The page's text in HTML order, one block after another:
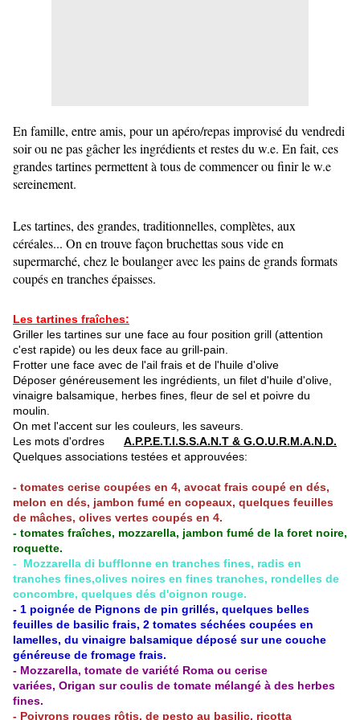
En famille, entre amis, pour un apéro/repas improvisé du vendredi
soir ou ne pas gâcher les ingrédients et restes du w.e. En fait, ces
grandes tartines permettent à tous de commencer ou finir le w.e
sereinement.
Les tartines, des grandes, traditionnelles, complètes, aux
céréales... On en trouve façon bruchettas sous vide en
supermarché, chez le boulanger avec les pains de grands formats
coupés en tranches épaisses.
Les tartines fraîches:
Griller les tartines sur une face au four position grill (attention
c'est rapide) ou les deux face au grill-pain.
Frotter une face avec de l'ail frais et de l'huile d'olive
Déposer généreusement les ingrédients, un filet d'huile d'olive,
vinaigre balsamique, herbes fines, fleur de sel et poivre du
moulin.
On met l'accent sur les couleurs, les saveurs.
Les mots d'ordres A.P.P.E.T.I.S.S.A.N.T & G.O.U.R.M.A.N.D.
Quelques associations testées et approuvées:
- tomates cerise coupées en 4, avocat frais coupé en dés,
melon en dés, jambon fumé en copeaux, quelques feuilles
de mâches, olives vertes coupés en 4.
- tomates fraîches, mozzarella, jambon fumé de la foret noire,
roquette.
- Mozzarella di bufflonne en tranches fines, radis en
tranches fines,olives noires en fines tranches, rondelles de
concombre, quelques dés d'oignon rouge.
- 1 poignée de Pignons de pin grillés, quelques belles
feuilles de basilic frais, 2 tomates séchées coupées en
lamelles, du vinaigre balsamique déposé sur une couche
généreuse de fromage frais.
- Mozzarella, tomate de variété Roma ou cerise
variées, Origan sur coulis de tomate mélangé à des herbes
fines.
- Poivrons rouges rôtis, de pesto au basilic, ricotta